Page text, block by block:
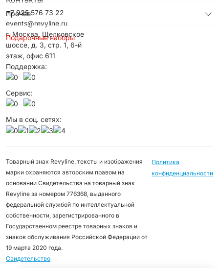
Прочее
Подарочные наборы
+7 925 576 73 22
events@revyline.ru
г. Москва, Щелковское
шоссе, д. 3, стр. 1, 6-й
этаж, офис 611
Поддержка:
Сервис:
Мы в соц. сетях:
Товарный знак Revyline, тексты и изображения
марки охраняются авторским правом на
основании Свидетельства на товарный знак
Revyline за номером 776368, выданного
федеральной службой по интеллектуальной
собственности, зарегистрированного в
Государственном реестре товарных знаков и
знаков обслуживания Российской Федерации от
19 марта 2020 года.
Свидетельство
Политика
конфиденциальности